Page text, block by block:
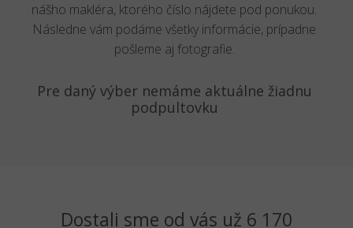
nášho makléra, ktorého číslo nájdete pod ponukou.
Následne vám podáme všetky informácie, prípadne
pošleme aj fotografie.
Pre daný výber nemáme aktuálne žiadnu
podpultovku
Dostali sme od vás už 6 170